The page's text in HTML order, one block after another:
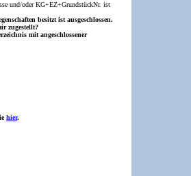
und/oder KG+EZ+GrundstückNr. ist
besitzt ist ausgeschlossen.
zugestellt?
mit angeschlossener
hier.